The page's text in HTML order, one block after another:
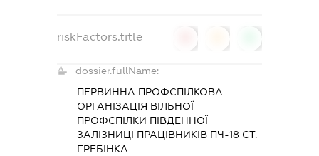
riskFactors.title
dossier.fullName:
ПЕРВИННА ПРОФСПІЛКОВА
ОРГАНІЗАЦІЯ ВІЛЬНОЇ
ПРОФСПІЛКИ ПІВДЕННОЇ
ЗАЛІЗНИЦІ ПРАЦІВНИКІВ ПЧ-18 СТ.
ГРЕБІНКА